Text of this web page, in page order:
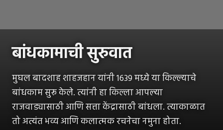
बांधकामाची सुरुवात
मुघल बादशाह शाहजहान यांनी 1639 मध्ये या किल्ल्याचे
बांधकाम सुरू केले. त्यांनी हा किल्ला आपल्या
राजवाड्यासाठी आणि सत्ता केंद्रासाठी बांधला. त्याकाळात
तो अत्यंत भव्य आणि कलात्मक रचनेचा नमुना होता.